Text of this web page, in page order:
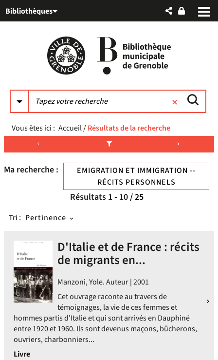
au
auBibliothèques
Vous êtes ici : Accueil/Résultats de la recherche
Ma recherche :
EMIGRATION ET IMMIGRATION --
RÉCITS PERSONNELS
Résultats 1- 10/ 25
Tri : Pertinence
D'Italie et de France : récits
de migrants en...
Manzoni, Yole. Auteur | 2001
Cet ouvrage raconte au travers de
témoignages, la vie de ces femmes et
hommes partis d'Italie et qui sont arrivés en Dauphiné
entre 1920 et 1960. Ils sont devenus maçons, bûcherons,
ouvriers, charbonniers...
Livre